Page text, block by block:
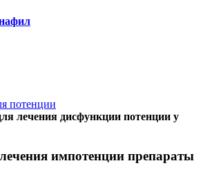
потенции
лечения дисфункции потенции у
импотенции препараты